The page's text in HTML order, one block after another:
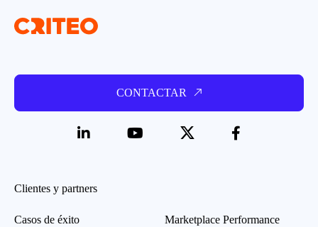
CONTACTAR
Clientes y partners
Casos de éxito
Marketplace Performance